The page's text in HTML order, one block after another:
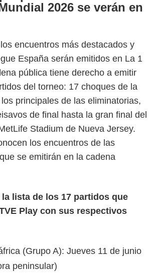
2026 se verán en
encuentros más destacados y
España serán emitidos en La 1
pública tiene derecho a emitir
del torneo: 17 choques de la
principales de las eliminatorias,
de final hasta la gran final del
Stadium de Nueva Jersey.
los encuentros de las
se emitirán en la cadena
lista de los 17 partidos que
Play con sus respectivos
(Grupo A): Jueves 11 de junio
peninsular)